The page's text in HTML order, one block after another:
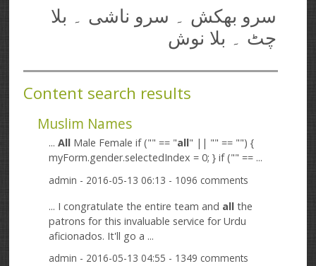
سرو بھکش ۔ سرو ناشی ۔ بلا
چٹ ۔ بلا نوش
Content search results
Muslim Names
...All Male Female if ("" == "all" || "" == "") {
myForm.gender.selectedIndex = 0; } if ("" == ...
admin - 2016-05-13 06:13 - 1096 comments
... I congratulate the entire team and all the
patrons for this invaluable service for Urdu
aficionados. It'll go a ...
admin - 2016-05-13 04:55 - 1349 comments